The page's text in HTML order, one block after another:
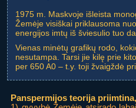
1975 m. Maskvoje išleista
Žemėje visiškai priklausoma
energijos imtų iš šviesulio tuo
Vienas minėtų grafikų rodo,
nesutampa. Tarsi jie kilę prie
per 650 A0 – t.y. toji žvaigždė
Panspermijos teorija